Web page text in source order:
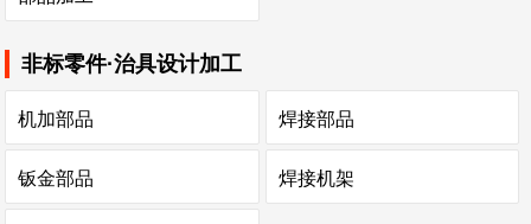
非标零件·治具设计加工
机加部品 焊接部品
钣金部品 焊接机架